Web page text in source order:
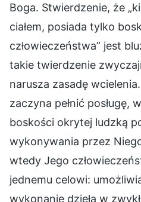
Boga. Stwierdzenie, że
ciałem, posiada tylko
człowieczeństwa” jest
takie twierdzenie
narusza zasadę
zaczyna pełnić posługę,
boskości okrytej ludzką
wykonywania przez
wtedy Jego
jednemu celowi:
wykonanie dzieła w